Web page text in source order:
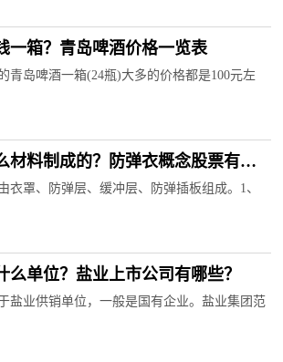
一箱？青岛啤酒价格一览表
青岛啤酒一箱(24瓶)大多的价格都是100元左
材料制成的？防弹衣概念股票有哪
衣罩、防弹层、缓冲层、防弹插板组成。1、
么单位？盐业上市公司有哪些？
盐业供销单位，一般是国有企业。盐业集团范